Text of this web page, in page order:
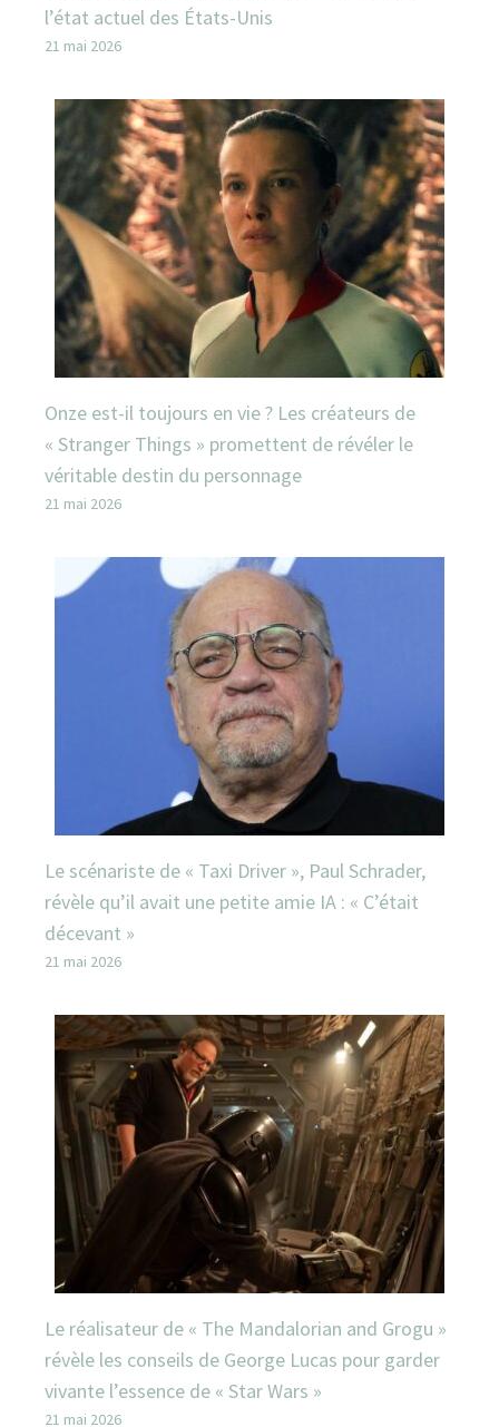
l’état actuel des États-Unis
21 mai 2026
Onze est-il toujours en vie ? Les créateurs de
« Stranger Things » promettent de révéler le
véritable destin du personnage
21 mai 2026
Le scénariste de « Taxi Driver », Paul Schrader,
révèle qu’il avait une petite amie IA : « C’était
décevant »
21 mai 2026
Le réalisateur de « The Mandalorian and Grogu »
révèle les conseils de George Lucas pour garder
vivante l’essence de « Star Wars »
21 mai 2026